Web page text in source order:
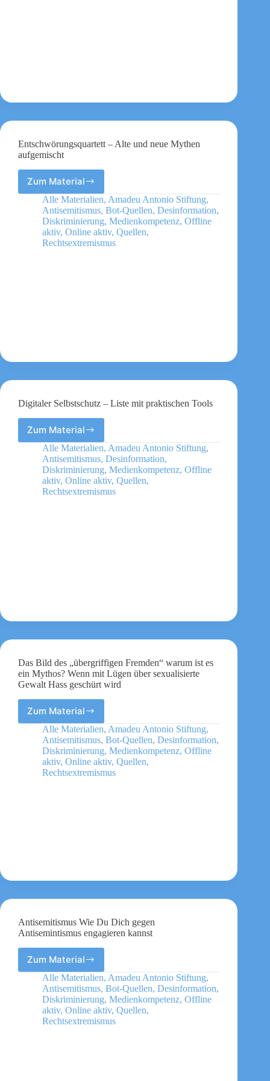
Entschwörungsquartett – Alte und neue Mythen
aufgemischt
Zum MaterialEntschwörungsquartett
–
Alte
und
neue
Mythen
Alle Materialien, Amadeu Antonio Stiftung,
Antisemitismus, Bot-Quellen, Desinformation,
Diskriminierung, Medienkompetenz, Offline
aktiv, Online aktiv, Quellen,
Rechtsextremismus
Digitaler Selbstschutz – Liste mit praktischen Tools
Zum Material
Digitaler
Selbstschutz
–
Liste
mit
praktischen
Alle Materialien, Amadeu Antonio Stiftung,
Antisemitismus, Desinformation,
Diskriminierung, Medienkompetenz, Offline
aktiv, Online aktiv, Quellen,
Rechtsextremismus
Das Bild des „übergriffigen Fremden“ warum ist es
ein Mythos? Wenn mit Lügen über sexualisierte
Gewalt Hass geschürt wird
Zum Material
Das
Bild
des
„übergriffigen
Fremden“
warum
Hass
wird
Alle Materialien, Amadeu Antonio Stiftung,
Antisemitismus, Bot-Quellen, Desinformation,
Diskriminierung, Medienkompetenz, Offline
aktiv, Online aktiv, Quellen,
Rechtsextremismus
Antisemitismus Wie Du Dich gegen
Antisemintismus engagieren kannst
Zum MaterialAntisemitismus
Wie
Du
Dich
gegen
Antisemintismus
Alle Materialien, Amadeu Antonio Stiftung,
Antisemitismus, Bot-Quellen, Desinformation,
Diskriminierung, Medienkompetenz, Offline
aktiv, Online aktiv, Quellen,
Rechtsextremismus